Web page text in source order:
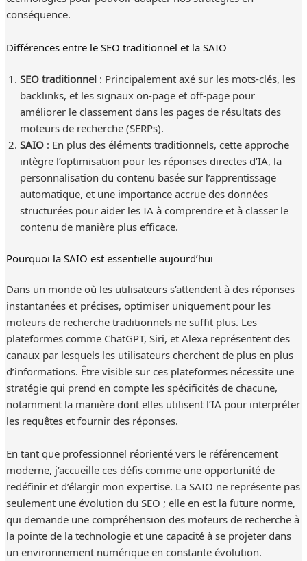
conséquence.
Différences entre le SEO traditionnel et la SAIO
SEO traditionnel: Principalement axé sur les mots-clés, les
backlinks, et les signaux on-page et off-page pour
améliorer le classement dans les pages de résultats des
moteurs de recherche (SERPs).
SAIO: En plus des éléments traditionnels, cette approche
intègre l’optimisation pour les réponses directes d’IA, la
personnalisation du contenu basée sur l’apprentissage
automatique, et une importance accrue des données
structurées pour aider les IA à comprendre et à classer le
contenu de manière plus efficace.
Pourquoi la SAIO est essentielle aujourd’hui
Dans un monde où les utilisateurs s’attendent à des réponses
instantanées et précises, optimiser uniquement pour les
moteurs de recherche traditionnels ne suffit plus. Les
plateformes comme ChatGPT, Siri, et Alexa représentent des
canaux par lesquels les utilisateurs cherchent de plus en plus
d’informations. Être visible sur ces plateformes nécessite une
stratégie qui prend en compte les spécificités de chacune,
notamment la manière dont elles utilisent l’IA pour interpréter
les requêtes et fournir des réponses.
En tant que professionnel réorienté vers le référencement
moderne, j’accueille ces défis comme une opportunité de
redéfinir et d’élargir mon expertise. La SAIO ne représente pas
seulement une évolution du SEO ; elle en est la future norme,
qui demande une compréhension des moteurs de recherche à
la pointe de la technologie et une capacité à se projeter dans
un environnement numérique en constante évolution.